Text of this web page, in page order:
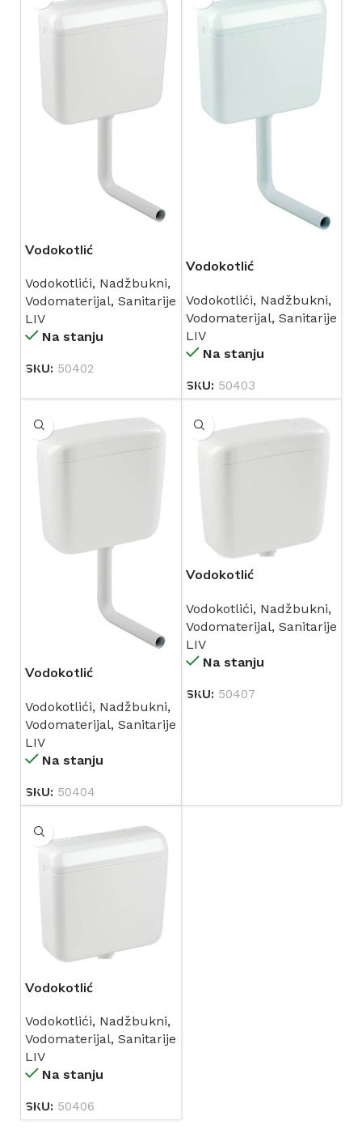
Vodokotlić
LAGUNA bijeli (196892)
LIV
Vodokotlići, Nadžbukni,
Vodomaterijal, Sanitarije
LIV
Na stanju
SKU: 50402
Vodokotlić
LAGUNA DUO bijeli
(195357) LIV
Vodokotlići, Nadžbukni,
Vodomaterijal, Sanitarije
LIV
Na stanju
SKU: 50403
Vodokotlić
bijeli (195200) LIV
Vodokotlići, Nadžbukni,
Vodomaterijal, Sanitarije
LIV
Na stanju
SKU: 50404
Vodokotlić
bijeli (195260) LIV
Vodokotlići, Nadžbukni,
Vodomaterijal, Sanitarije
LIV
Na stanju
SKU: 50407
Vodokotlić
LAGUNA (196780) LIV
Vodokotlići, Nadžbukni,
Vodomaterijal, Sanitarije
LIV
Na stanju
SKU: 50406